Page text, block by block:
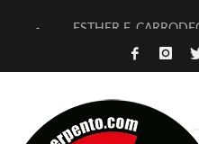
ESTHER F.
[TERRA DE
TIMBRE 4, LA ESCUELA